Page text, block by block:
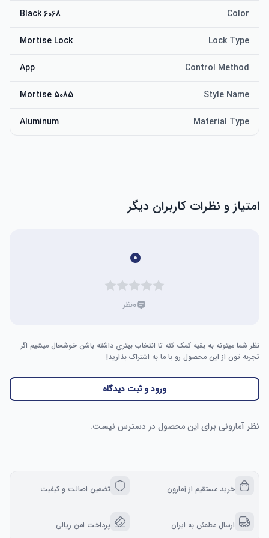
Color
6068 Black
Lock Type
Mortise Lock
Control Method
App
Style Name
5085 Mortise
Material Type
Aluminum
امتیاز و نظرات کاربران دیگر
۰
۰نظر
نظر شما میتونه به بقیه کمک کنه تا انتخاب بهتری داشته باشن خوشحال میشیم اگر
تجربه تون از این محصول رو با ما به اشتراک بذارید!
ورود و ثبت دیدگاه
نظر آمازونی برای این محصول در دسترس نیست.
خرید مستقیم از آمازون تضمین اصالت و کیفیت
ارسال مطمئن به ایران پرداخت امن ریالی